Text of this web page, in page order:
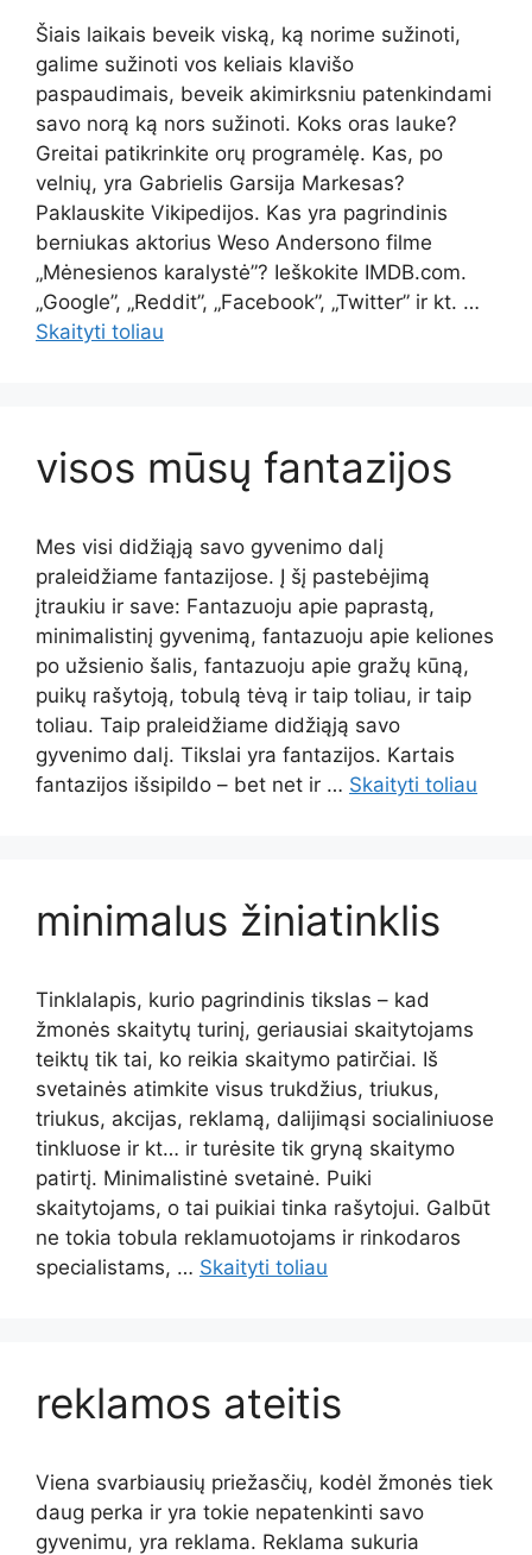
Šiais laikais beveik viską, ką norime sužinoti,
galime sužinoti vos keliais klavišo
paspaudimais, beveik akimirksniu patenkindami
savo norą ką nors sužinoti. Koks oras lauke?
Greitai patikrinkite orų programėlę. Kas, po
velnių, yra Gabrielis Garsija Markesas?
Paklauskite Vikipedijos. Kas yra pagrindinis
berniukas aktorius Weso Andersono filme
„Mėnesienos karalystė”? Ieškokite IMDB.com.
„Google”, „Reddit”, „Facebook”, „Twitter” ir kt. …
Skaityti toliau
visos mūsų fantazijos
Mes visi didžiąją savo gyvenimo dalį
praleidžiame fantazijose. Į šį pastebėjimą
įtraukiu ir save: Fantazuoju apie paprastą,
minimalistinį gyvenimą, fantazuoju apie keliones
po užsienio šalis, fantazuoju apie gražų kūną,
puikų rašytoją, tobulą tėvą ir taip toliau, ir taip
toliau. Taip praleidžiame didžiąją savo
gyvenimo dalį. Tikslai yra fantazijos. Kartais
fantazijos išsipildo – bet net ir … Skaityti toliau
minimalus žiniatinklis
Tinklalapis, kurio pagrindinis tikslas – kad
žmonės skaitytų turinį, geriausiai skaitytojams
teiktų tik tai, ko reikia skaitymo patirčiai. Iš
svetainės atimkite visus trukdžius, triukus,
triukus, akcijas, reklamą, dalijimąsi socialiniuose
tinkluose ir kt… ir turėsite tik gryną skaitymo
patirtį. Minimalistinė svetainė. Puiki
skaitytojams, o tai puikiai tinka rašytojui. Galbūt
ne tokia tobula reklamuotojams ir rinkodaros
specialistams, … Skaityti toliau
reklamos ateitis
Viena svarbiausių priežasčių, kodėl žmonės tiek
daug perka ir yra tokie nepatenkinti savo
gyvenimu, yra reklama. Reklama sukuria